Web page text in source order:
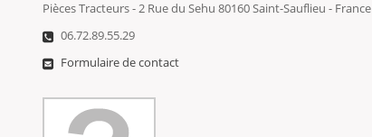
Pièces Tracteurs - 2 Rue du Sehu 80160 Saint-Sauflieu - France
06.72.89.55.29
Formulaire de contact